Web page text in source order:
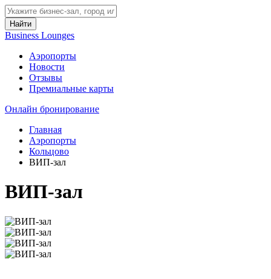
Найти
Business Lounges
Аэропорты
Новости
Отзывы
Премиальные карты
Онлайн бронирование
Главная
Аэропорты
Кольцово
ВИП-зал
ВИП-зал